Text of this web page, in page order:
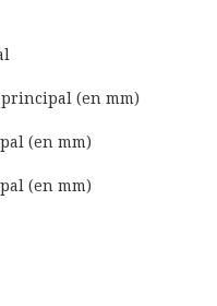
(en mm)
(en mm)
(en mm)